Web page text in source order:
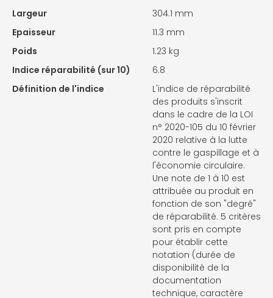
Largeur
304.1 mm
Epaisseur
11.3 mm
Poids
1.23 kg
Indice réparabilité (sur 10)
6.8
Définition de l'indice
L'indice de réparabilité
des produits s'inscrit
dans le cadre de la LOI
n° 2020-105 du 10 février
2020 relative à la lutte
contre le gaspillage et à
l'économie circulaire.
Une note de 1 à 10 est
attribuée au produit en
fonction de son "degré"
de réparabilité. 5 critères
sont pris en compte
pour établir cette
notation (durée de
disponibilité de la
documentation
technique, caractère